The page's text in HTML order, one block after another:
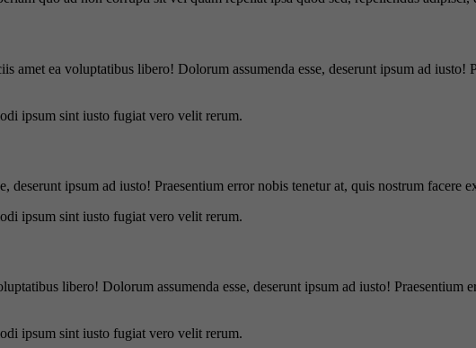
ea voluptatibus libero! Dolorum assumenda esse, deserunt ipsum ad iusto!
ipsum sint iusto fugiat vero velit rerum.
ipsum ad iusto! Praesentium error nobis tenetur at, quis nostrum facere
ipsum sint iusto fugiat vero velit rerum.
libero! Dolorum assumenda esse, deserunt ipsum ad iusto! Praesentium
ipsum sint iusto fugiat vero velit rerum.